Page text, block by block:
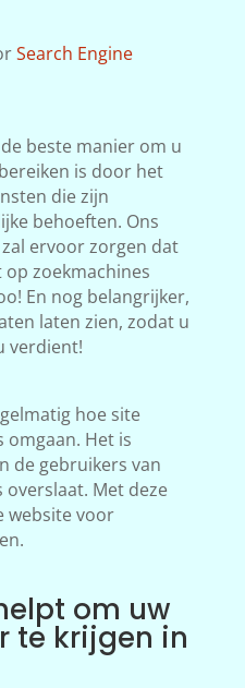
Search Engine
beste manier om u
is door het
die zijn
behoeften. Ons
ervoor zorgen dat
zoekmachines
En nog belangrijker,
laten zien, zodat u
verdient!
hoe site
omgaan. Het is
de gebruikers van
Met deze
website voor
om uw
te krijgen in